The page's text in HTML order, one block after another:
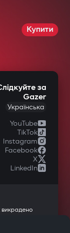
Купити
за
Gazer
Українська
YouTube
TikTok
Instagram
Facebook
X
LinkedIn
викрадено